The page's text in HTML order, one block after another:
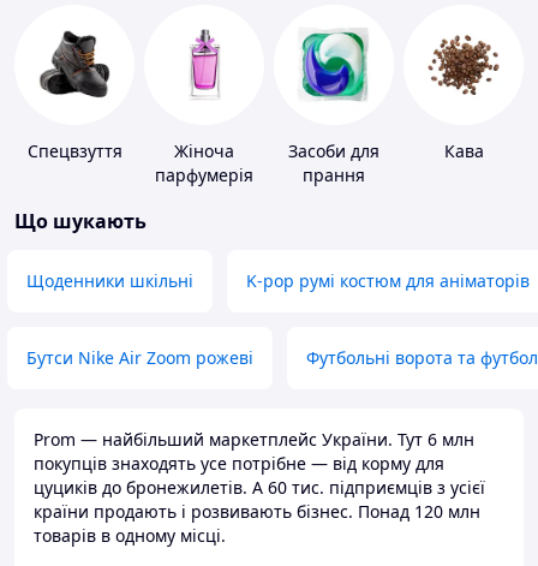
Спецвзуття
Жіноча
парфумерія
Засоби для
прання
Кава
Що шукають
Щоденники шкільні K-pop румі костюм для аніматорів
Бутси Nike Air Zoom рожеві Футбольні ворота та
Prom — найбільший маркетплейс України. Тут 6 млн
покупців знаходять усе потрібне — від корму для
цуциків до бронежилетів. А 60 тис. підприємців з усієї
країни продають і розвивають бізнес. Понад 120 млн
товарів в одному місці.